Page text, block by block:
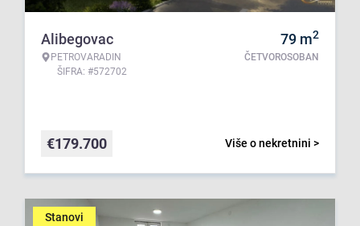
Alibegovac
PETROVARADIN
ŠIFRA: #572702
79 m2
ČETVOROSOBAN
Više o nekretnini >
€179.700
Stanovi